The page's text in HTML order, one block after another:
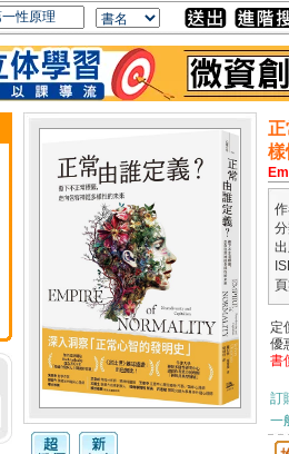
樣
作
分
出
定
優
書
訂
一